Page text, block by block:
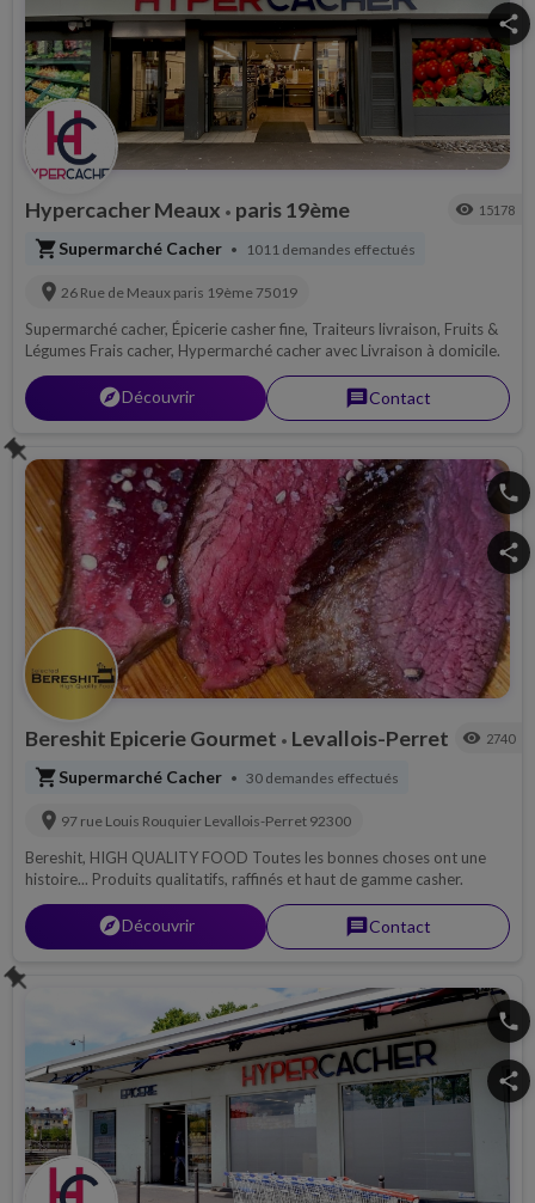
share
Hypercacher Meaux • paris 19ème visibility 15178
shopping_cartSupermarché Cacher • 1011 demandes effectués
location_on 26 Rue de Meaux paris 19ème 75019
Supermarché cacher, Épicerie casher fine, Traiteurs livraison, Fruits &
Légumes Frais cacher, Hypermarché cacher avec Livraison à domicile.
explorerDécouvrir messageContact
phone
share
Bereshit Epicerie Gourmet • Levallois-Perret visibility 2740
shopping_cartSupermarché Cacher • 30 demandes effectués
location_on 97 rue Louis Rouquier Levallois-Perret 92300
Bereshit, HIGH QUALITY FOOD Toutes les bonnes choses ont une
histoire... Produits qualitatifs, raffinés et haut de gamme casher.
explorerDécouvrir messageContact
phone
share